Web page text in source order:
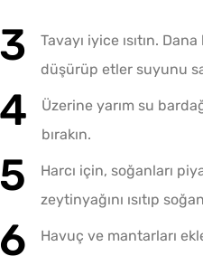
Tavayı iyice ısıtın.
düşürüp etler suyunu
Üzerine yarım su
bırakın.
Harcı için, soğanları
zeytinyağını ısıtıp
Havuç ve mantarları